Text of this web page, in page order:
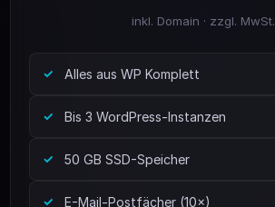
inkl. Domain · zzgl. MwSt.
Alles aus WP Komplett
Bis 3 WordPress-Instanzen
50 GB SSD-Speicher
E-Mail-Postfächer (10×)